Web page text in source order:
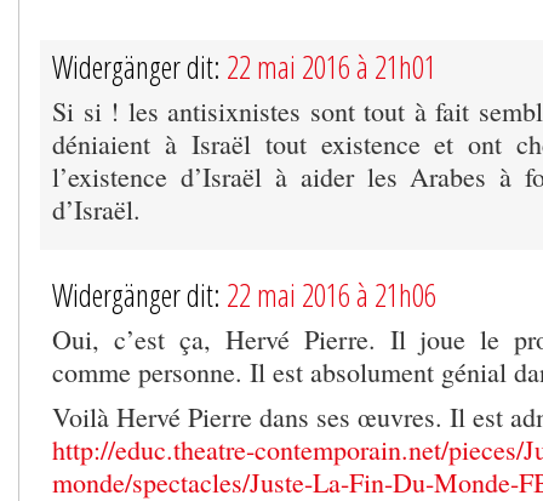
Widergänger dit: 22 mai 2016 à 21h01
Si si ! les antisixnistes sont tout à fait
déniaient à Israël tout existence et ont
l’existence d’Israël à aider les Arabes à
d’Israël.
Widergänger dit: 22 mai 2016 à 21h06
Oui, c’est ça, Hervé Pierre. Il joue le
comme personne. Il est absolument génial
Voilà Hervé Pierre dans ses œuvres. Il est
http://educ.theatre-contemporain.net/pieces/
monde/spectacles/Juste-La-Fin-Du-Monde-